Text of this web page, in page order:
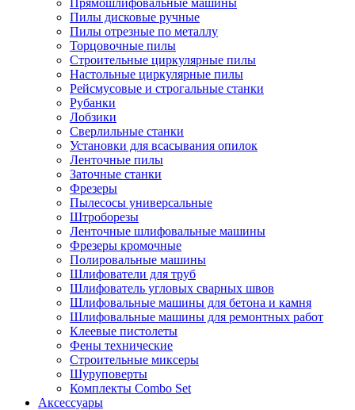
Прямошлифовальные машины
Пилы дисковые ручные
Пилы отрезные по металлу
Торцовочные пилы
Строительные циркулярные пилы
Настольные циркулярные пилы
Рейсмусовые и строгальные станки
Рубанки
Лобзики
Сверлильные станки
Установки для всасывания опилок
Ленточные пилы
Заточные станки
Фрезеры
Пылесосы универсальные
Штроборезы
Ленточные шлифовальные машины
Фрезеры кромочные
Полировальные машины
Шлифователи для труб
Шлифователь угловых сварных швов
Шлифовальные машины для бетона и камня
Шлифовальные машины для ремонтных работ
Клеевые пистолеты
Фены технические
Строительные миксеры
Шуруповерты
Комплекты Combo Set
Аксессуары